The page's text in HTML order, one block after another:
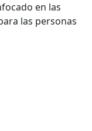
en las
las personas